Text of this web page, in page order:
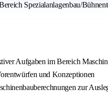
Spezialanlagenbau/
Aufgaben im Bereich
und Konzeptionen
zur